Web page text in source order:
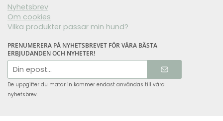
Nyhetsbrev
Om cookies
Vilka produkter passar min hund?
PRENUMERERA PÅ NYHETSBREVET FÖR VÅRA BÄSTA
ERBJUDANDEN OCH NYHETER!
E-
postadress
De uppgifter du matar in kommer endast användas till våra
nyhetsbrev.